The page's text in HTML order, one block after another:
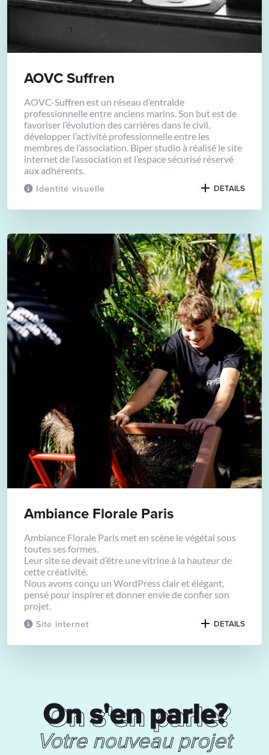
Identité visuelle
AOVC Suffren
AOVC-Suffren est un réseau d’entraide
professionnelle entre anciens marins. Son but est de
favoriser l’évolution des carrières dans le civil,
développer l’activité professionnelle entre les
membres de l’association. Biper studio à réalisé le site
internet de l’association et l’espace sécurisé réservé
aux adhérents.
DETAILS
Site internet
Ambiance Florale Paris
Ambiance Florale Paris met en scène le végétal sous
toutes ses formes.
Leur site se devait d’être une vitrine à la hauteur de
cette créativité.
Nous avons conçu un WordPress clair et élégant,
pensé pour inspirer et donner envie de confier son
projet.
DETAILS
On s'en parle?
On s'en parle?
Votre nouveau projet